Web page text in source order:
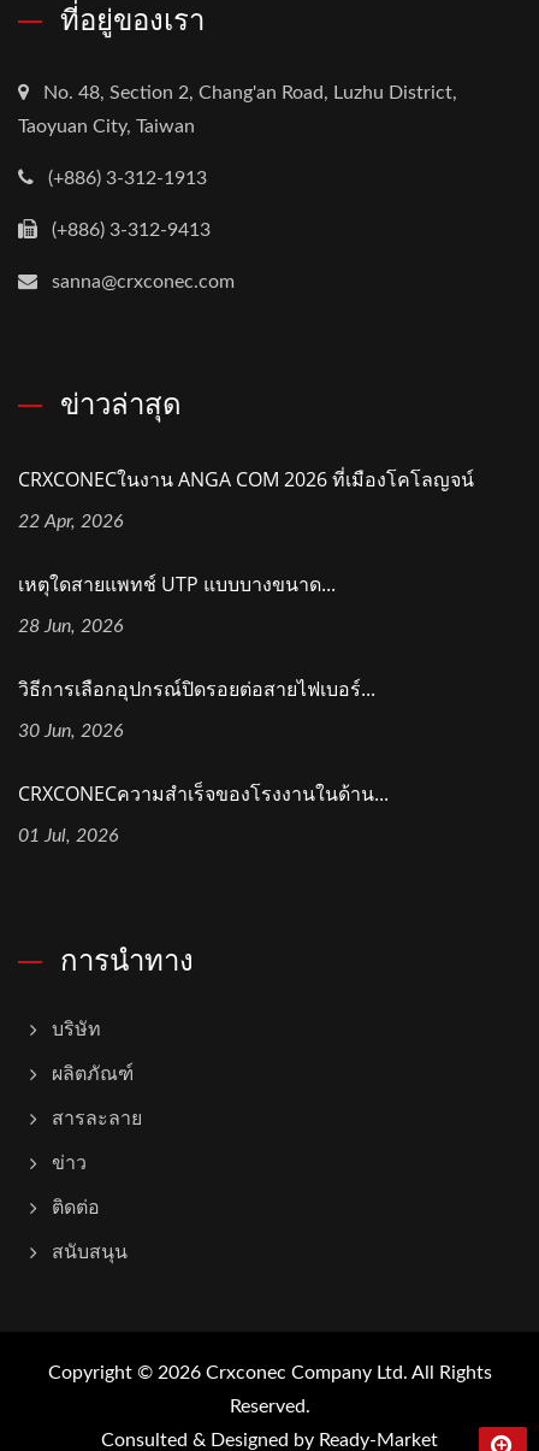
ที่อยู่ของเรา
No. 48, Section 2, Chang'an Road, Luzhu District,
Taoyuan City, Taiwan
(+886) 3-312-1913
(+886) 3-312-9413
sanna@crxconec.com
ข่าวล่าสุด
CRXCONECในงาน ANGA COM 2026 ที่เมืองโคโลญจน์
22 Apr, 2026
เหตุใดสายแพทช์ UTP แบบบางขนาด...
28 Jun, 2026
วิธีการเลือกอุปกรณ์ปิดรอยต่อสายไฟเบอร์...
30 Jun, 2026
CRXCONECความสำเร็จของโรงงานในด้าน...
01 Jul, 2026
การนำทาง
บริษัท
ผลิตภัณฑ์
สารละลาย
ข่าว
ติดต่อ
สนับสนุน
Copyright © 2026 Crxconec Company Ltd. All Rights
Reserved.
Consulted & Designed by Ready-Market